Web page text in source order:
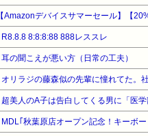
R8.8.8 8:8:8:88 888レススレ
耳の聞こえが悪い方（日常の工夫）